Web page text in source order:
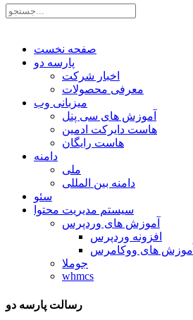
صفحه نخست
پارسه دو
اخبار شرکت
معرفی محصولات
میزبانی وب
آموزش های سی پنل
هاست دایرکت ادمین
هاست رایگان
دامنه
ملی
دامنه بین المللی
سئو
سیستم مدیریت محتوا
آموزش های وردپرس
افزونه وردپرس
آموزش های ووکامرس
جوملا
whmcs
رسالت پارسه دو